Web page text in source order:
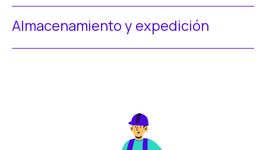
Almacenamiento y expedición